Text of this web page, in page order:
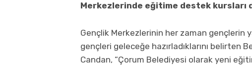
Merkezlerinde eğitime destek kursları
Gençlik Merkezlerinin her zaman gençlerin
gençleri geleceğe hazırladıklarını belirten
Candan, “Çorum Belediyesi olarak yeni